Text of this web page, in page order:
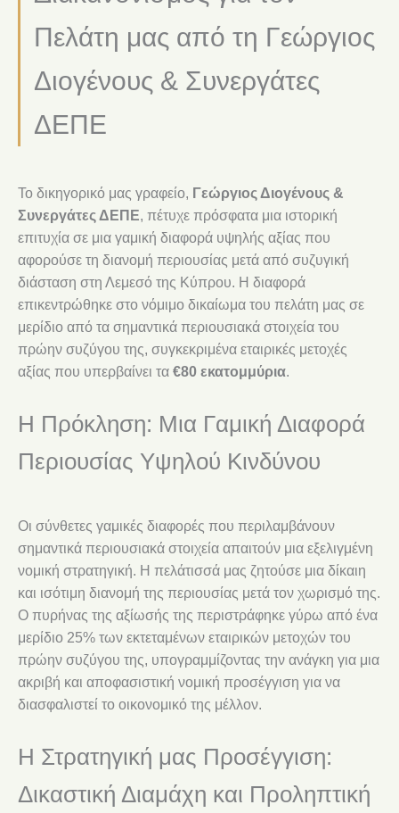
Πελάτη μας από τη Γεώργιος
Διογένους & Συνεργάτες
ΔΕΠΕ
Το δικηγορικό μας γραφείο, Γεώργιος Διογένους &
Συνεργάτες ΔΕΠΕ, πέτυχε πρόσφατα μια ιστορική
επιτυχία σε μια γαμική διαφορά υψηλής αξίας που
αφορούσε τη διανομή περιουσίας μετά από συζυγική
διάσταση στη Λεμεσό της Κύπρου. Η διαφορά
επικεντρώθηκε στο νόμιμο δικαίωμα του πελάτη μας σε
μερίδιο από τα σημαντικά περιουσιακά στοιχεία του
πρώην συζύγου της, συγκεκριμένα εταιρικές μετοχές
αξίας που υπερβαίνει τα €80 εκατομμύρια.
Η Πρόκληση: Μια Γαμική Διαφορά
Περιουσίας Υψηλού Κινδύνου
Οι σύνθετες γαμικές διαφορές που περιλαμβάνουν
σημαντικά περιουσιακά στοιχεία απαιτούν μια εξελιγμένη
νομική στρατηγική. Η πελάτισσά μας ζητούσε μια δίκαιη
και ισότιμη διανομή της περιουσίας μετά τον χωρισμό της.
Ο πυρήνας της αξίωσής της περιστράφηκε γύρω από ένα
μερίδιο 25% των εκτεταμένων εταιρικών μετοχών του
πρώην συζύγου της, υπογραμμίζοντας την ανάγκη για μια
ακριβή και αποφασιστική νομική προσέγγιση για να
διασφαλιστεί το οικονομικό της μέλλον.
Η Στρατηγική μας Προσέγγιση:
Δικαστική Διαμάχη και Προληπτική